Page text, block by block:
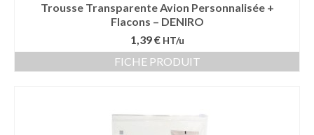
Trousse Transparente Avion Personnalisée +
Flacons – DENIRO
1,39 € HT/u
FICHE PRODUIT